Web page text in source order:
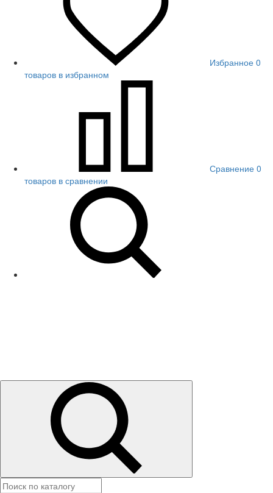
Избранное 0
товаров в избранном
Сравнение 0
товаров в сравнении